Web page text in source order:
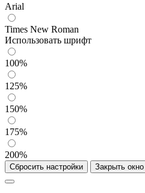
Arial
Times New Roman
Использовать шрифт
100%
125%
150%
175%
200%
Сбросить настройки Закрыть окно